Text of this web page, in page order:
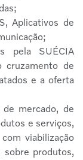
Aplicativos de
pela SUÉCIA
cruzamento de
e a oferta
de mercado, de
e serviços,
viabilização
produtos,